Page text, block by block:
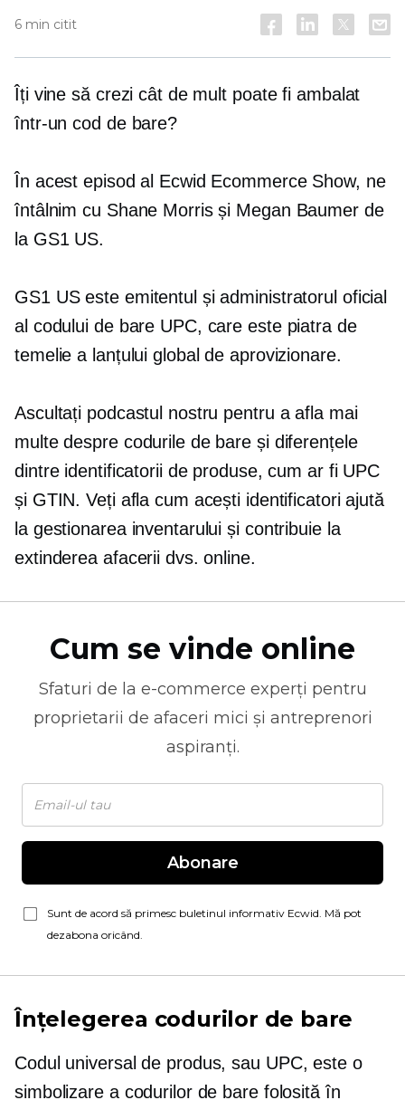
6 min citit
Îți vine să crezi cât de mult poate fi ambalat
într-un cod de bare?
În acest episod al Ecwid Ecommerce Show, ne
întâlnim cu Shane Morris și Megan Baumer de
la GS1 US.
GS1 US este emitentul și administratorul oficial
al codului de bare UPC, care este piatra de
temelie a lanțului global de aprovizionare.
Ascultați podcastul nostru pentru a afla mai
multe despre codurile de bare și diferențele
dintre identificatorii de produse, cum ar fi UPC
și GTIN. Veți afla cum acești identificatori ajută
la gestionarea inventarului și contribuie la
extinderea afacerii dvs. online.
Cum se vinde online
Sfaturi de la e-commerce experți pentru
proprietarii de afaceri mici și antreprenori
aspiranți.
Abonare
Sunt de acord să primesc buletinul informativ Ecwid. Mă pot
dezabona oricând.
Înțelegerea codurilor de bare
Codul universal de produs, sau UPC, este o
simbolizare a codurilor de bare folosită în